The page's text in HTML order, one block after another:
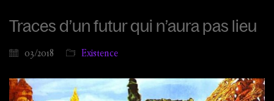
Traces d’un futur qui n’aura pas lieu
03/2018 Existence